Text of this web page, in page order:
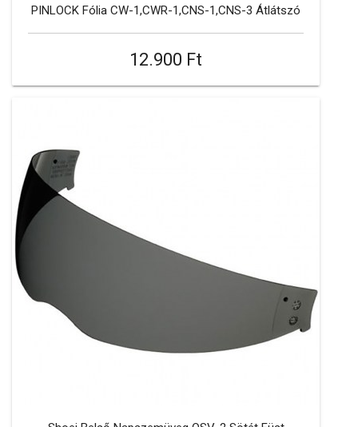
PINLOCK Fólia CW-1,CWR-1,CNS-1,CNS-3 Átlátszó
12.900 Ft